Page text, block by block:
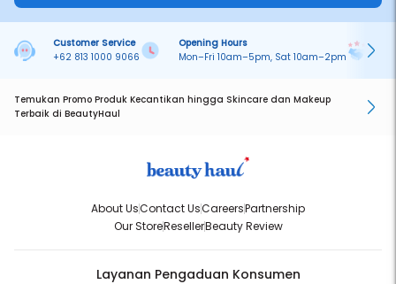
Customer Service
+62 813 1000 9066
Opening Hours
Mon–Fri 10am–5pm, Sat 10am–2pm
Temukan Promo Produk Kecantikan hingga Skincare dan Makeup
Terbaik di BeautyHaul
About UsContact UsCareersPartnership
Our StoreResellerBeauty Review
Layanan Pengaduan Konsumen